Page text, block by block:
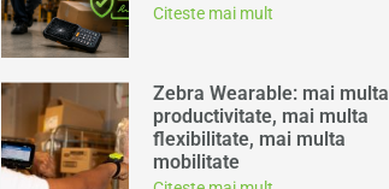
Citeste mai mult
Zebra Wearable: mai multa
productivitate, mai multa
flexibilitate, mai multa
mobilitate